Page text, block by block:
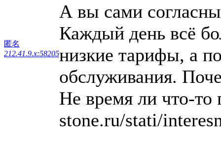
匿名
212.41.9.x:58205
А вы сами согласны
Каждый день всё
низкие тарифы, а
обслуживания.
Не время ли что-
stone.ru/stati/